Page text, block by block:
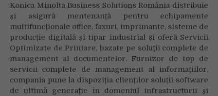
Konica Minolta Business Solutions România distribuie
și asigură mentenanță pentru echipamente
multifuncţionale office, faxuri, imprimante, sisteme de
producție digitală și tipar industrial şi oferă Servicii
Optimizate de Printare, bazate pe soluţii complete de
management al documentelor. Furnizor de top de
servicii complete de management al informațiilor,
compania pune la dispoziția clienților soluții software
de ultimă generație în domeniul infrastructurii și